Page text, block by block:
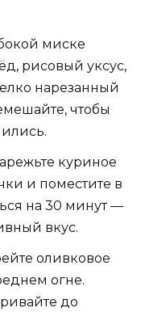
миске
рисовый уксус,
нарезанный
чтобы
куриное
и поместите в
на 30 минут —
вкус.
оливковое
огне.
до